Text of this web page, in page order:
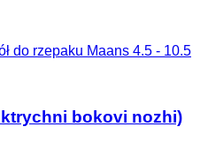
do rzepaku Maans 4.5 - 10.5
bokovi nozhi)